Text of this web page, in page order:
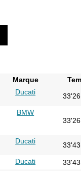
Marque
Ducati
BMW
Ducati
Ducati